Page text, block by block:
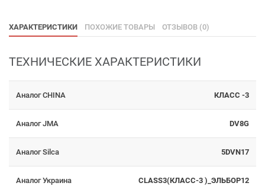
ХАРАКТЕРИСТИКИ ПОХОЖИЕ ТОВАРЫ ОТЗЫВОВ (0)
ТЕХНИЧЕСКИЕ ХАРАКТЕРИСТИКИ
Аналог CHINA КЛАСС -3
Аналог JMA DV8G
Аналог Silca 5DVN17
Аналог Украина CLASS3(КЛАСС-3 )_ЭЛЬБОР12